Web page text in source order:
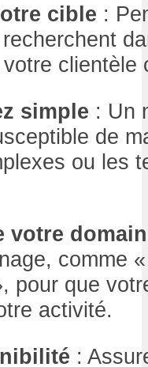
cible :
clientèle
simple : Un
de
ou les
votre
comme
pour que
activité.
: